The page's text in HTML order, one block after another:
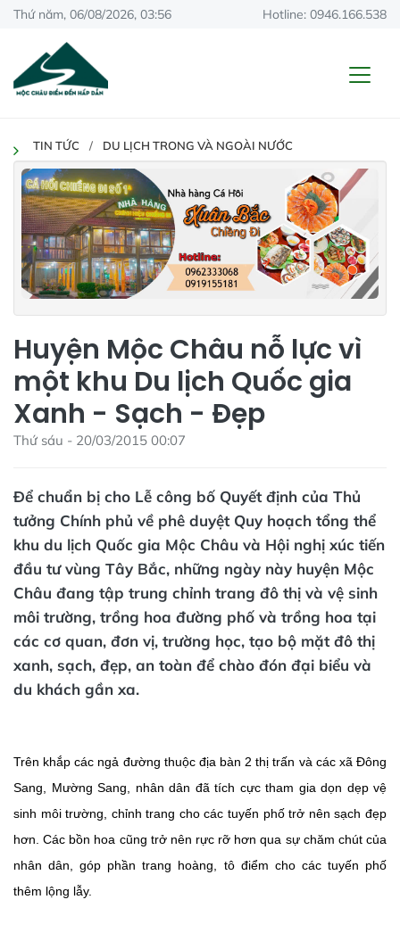
Thứ năm, 06/08/2026, 03:56 Hotline: 0946.166.538
TIN TỨC DU LỊCH TRONG VÀ NGOÀI NƯỚC
Huyện Mộc Châu nỗ lực vì
một khu Du lịch Quốc gia
Xanh - Sạch - Đẹp
Thứ sáu - 20/03/2015 00:07
Để chuẩn bị cho Lễ công bố Quyết định của Thủ
tưởng Chính phủ về phê duyệt Quy hoạch tổng thể
khu du lịch Quốc gia Mộc Châu và Hội nghị xúc tiến
đầu tư vùng Tây Bắc, những ngày này huyện Mộc
Châu đang tập trung chỉnh trang đô thị và vệ sinh
môi trường, trồng hoa đường phố và trồng hoa tại
các cơ quan, đơn vị, trường học, tạo bộ mặt đô thị
xanh, sạch, đẹp, an toàn để chào đón đại biểu và
du khách gần xa.
Trên khắp các ngả đường thuộc địa bàn 2 thị trấn và các xã Đông
Sang, Mường Sang, nhân dân đã tích cực tham gia dọn dẹp vệ
sinh môi trường, chỉnh trang cho các tuyến phố trở nên sạch đẹp
hơn. Các bồn hoa cũng trở nên rực rỡ hơn qua sự chăm chút của
nhân dân, góp phần trang hoàng, tô điểm cho các tuyến phố
thêm lộng lẫy.